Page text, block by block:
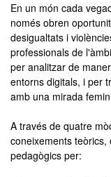
En un món cada
només obren
desigualtats i
professionals de
per analitzar de
entorns digitals, i per
amb una mirada
A través de quatre
coneixements
pedagògics per: